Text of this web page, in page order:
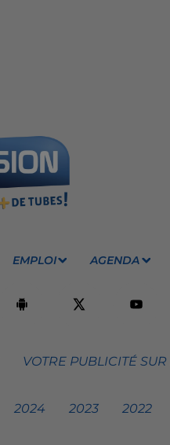
EMPLOI AGENDA
VOTRE PUBLICITÉ
2024 2023 2022